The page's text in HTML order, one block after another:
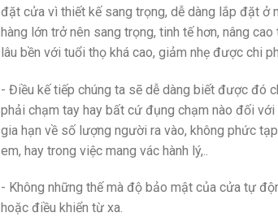
đặt cửa vì thiết kế sang trọng, dễ dàng lắp đặt ở
hàng lớn trở nên sang trọng, tinh tế hơn, nâng
lâu bền với tuổi thọ khá cao, giảm nhẹ được chi
- Điều kế tiếp chúng ta sẽ dễ dàng biết được đó
phải chạm tay hay bất cứ đụng chạm nào đối
gia hạn về số lượng người ra vào, không phức
em, hay trong việc mang vác hành lý,..
- Không những thế mà độ bảo mật của cửa tự
hoặc điều khiển từ xa.